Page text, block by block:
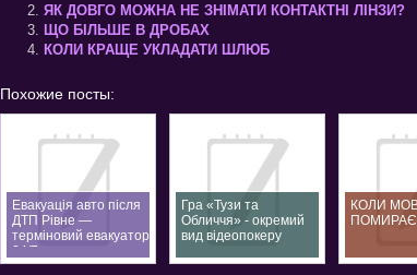
ЯК ДОВГО МОЖНА НЕ ЗНІМАТИ КОНТАКТНІ ЛІНЗИ?
ЩО БІЛЬШЕ В ДРОБАХ
КОЛИ КРАЩЕ УКЛАДАТИ ШЛЮБ
Похожие посты:
Евакуація авто після
ДТП Рівне —
терміновий евакуатор
24/7
Гра «Тузи та
Обличчя» - окремий
вид відеопокеру
КОЛИ